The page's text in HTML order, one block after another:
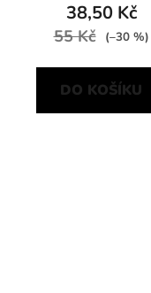
38,50 Kč
55 Kč (–30 %)
DO KOŠÍKU